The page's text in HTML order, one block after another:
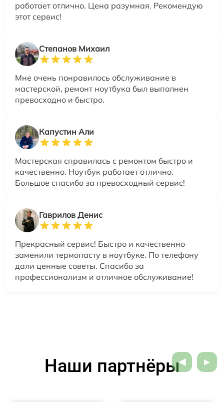
работает отлично. Цена разумная. Рекомендую
этот сервис!
Степанов Михаил
Мне очень понравилось обслуживание в
мастерской, ремонт ноутбука был выполнен
превосходно и быстро.
Капустин Али
Мастерская справилась с ремонтом быстро и
качественно. Ноутбук работает отлично.
Большое спасибо за превосходный сервис!
Гаврилов Денис
Прекрасный сервис! Быстро и качественно
заменили термопасту в ноутбуке. По телефону
дали ценные советы. Спасибо за
профессионализм и отличное обслуживание!
Наши партнёры